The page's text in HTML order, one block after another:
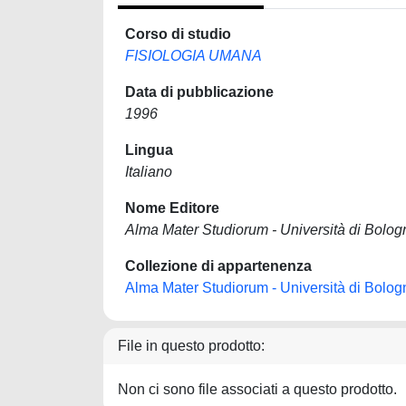
Corso di studio
FISIOLOGIA UMANA
Data di pubblicazione
1996
Lingua
Italiano
Nome Editore
Alma Mater Studiorum - Università di
Collezione di appartenenza
Alma Mater Studiorum - Università di
File in questo prodotto:
Non ci sono file associati a questo prodotto.